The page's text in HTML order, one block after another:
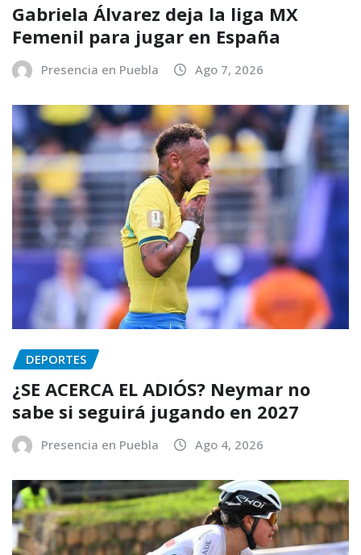
Gabriela Álvarez deja la liga MX
Femenil para jugar en España
Presencia en Puebla Ago 7, 2026
DEPORTES
¿SE ACERCA EL ADIÓS? Neymar no
sabe si seguirá jugando en 2027
Presencia en Puebla Ago 4, 2026